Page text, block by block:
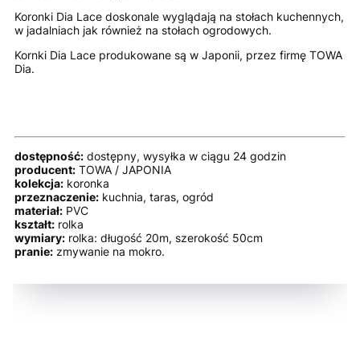
Koronki Dia Lace doskonale wyglądają na stołach kuchennych,
w jadalniach jak również na stołach ogrodowych.
Kornki Dia Lace produkowane są w Japonii, przez firmę TOWA
Dia.
dostępność: dostępny, wysyłka w ciągu 24 godzin
producent: TOWA / JAPONIA
kolekcja: koronka
przeznaczenie: kuchnia, taras, ogród
materiał: PVC
kształt: rolka
wymiary: rolka: długość 20m, szerokość 50cm
pranie: zmywanie na mokro.